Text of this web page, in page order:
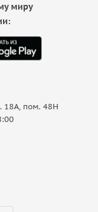
18A, пом. 48Н
миру